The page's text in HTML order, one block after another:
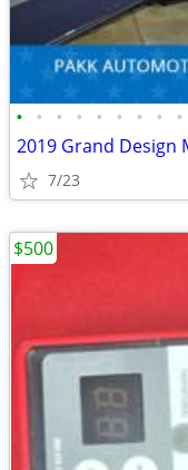
• • • • • • • • •
7/23
$500